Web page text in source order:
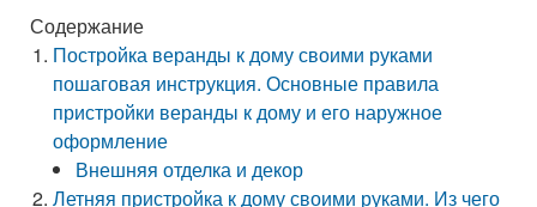
Содержание
Постройка веранды к дому своими руками
пошаговая инструкция. Основные правила
пристройки веранды к дому и его наружное
оформление
Внешняя отделка и декор
Летняя пристройка к дому своими руками. Из чего